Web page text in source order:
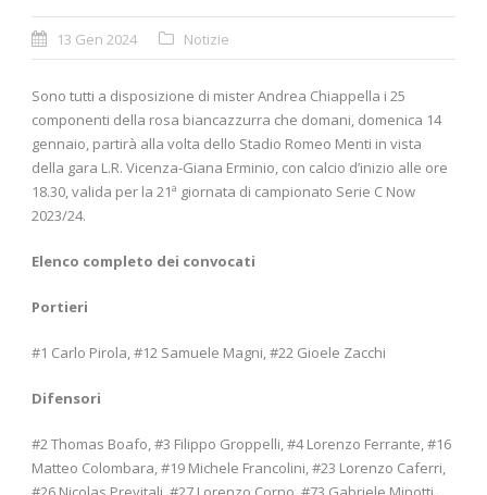
13 Gen 2024 Notizie
Sono tutti a disposizione di mister Andrea Chiappella i 25
componenti della rosa biancazzurra che domani, domenica 14
gennaio, partirà alla volta dello Stadio Romeo Menti in vista
della gara L.R. Vicenza-Giana Erminio, con calcio d’inizio alle ore
18.30, valida per la 21ª giornata di campionato Serie C Now
2023/24.
Elenco completo dei convocati
Portieri
#1 Carlo Pirola, #12 Samuele Magni, #22 Gioele Zacchi
Difensori
#2 Thomas Boafo, #3 Filippo Groppelli, #4 Lorenzo Ferrante, #16
Matteo Colombara, #19 Michele Francolini, #23 Lorenzo Caferri,